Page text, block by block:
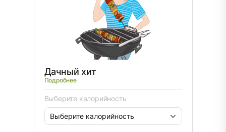
Дачный хит
Подробнее
Выберите калорийность